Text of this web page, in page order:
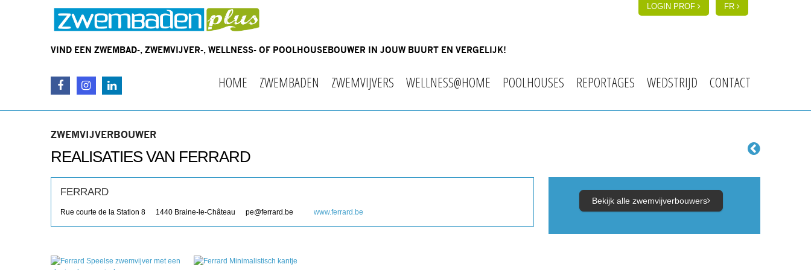
LOGIN PROF FR
VIND EEN ZWEMBAD-, ZWEMVIJVER-, WELLNESS- OF POOLHOUSEBOUWER IN JOUW BUURT EN VERGELIJK!
HOME ZWEMBADEN ZWEMVIJVERS WELLNESS@HOME POOLHOUSES REPORTAGES WEDSTRIJD CONTACT
ZWEMVIJVERBOUWER
REALISATIES VAN FERRARD
FERRARD
Rue courte de la Station 8 1440 Braine-le-Château pe@ferrard.be www.ferrard.be
Bekijk alle zwemvijverbouwers